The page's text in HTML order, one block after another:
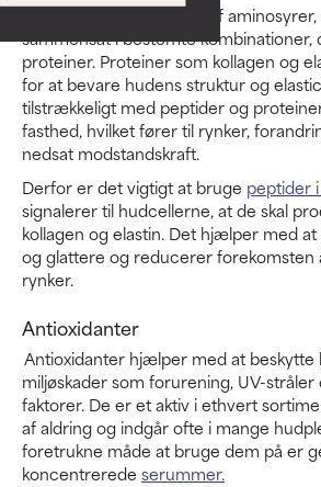
Peptider er korte kæder af
sammensat i bestemte kombinationer,
proteiner. Proteiner som kollagen og
for at bevare hudens struktur og
tilstrækkeligt med peptider og
fasthed, hvilket fører til rynker,
nedsat modstandskraft.
Derfor er det vigtigt at bruge peptider
signalerer til hudcellerne, at de skal
kollagen og elastin. Det hjælper med
og glattere og reducerer forekomsten
rynker.
Antioxidanter
Antioxidanter hjælper med at beskytte
miljøskader som forurening, UV-stråler
faktorer. De er et aktiv i ethvert
af aldring og indgår ofte i mange
foretrukne måde at bruge dem på er
koncentrerede serummer.